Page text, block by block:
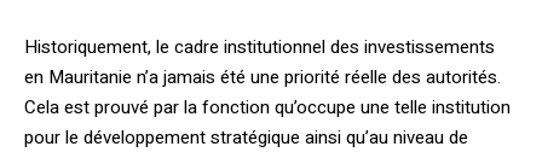
Historiquement, le cadre institutionnel des investissements
en Mauritanie n’a jamais été une priorité réelle des autorités.
Cela est prouvé par la fonction qu’occupe une telle institution
pour le développement stratégique ainsi qu’au niveau de